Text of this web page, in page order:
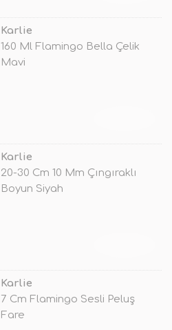
Karlie
160 Ml Flamingo Bella Çelik
Mavi
Karlie
20-30 Cm 10 Mm Çıngıraklı
Boyun Siyah
Karlie
7 Cm Flamingo Sesli Peluş
Fare